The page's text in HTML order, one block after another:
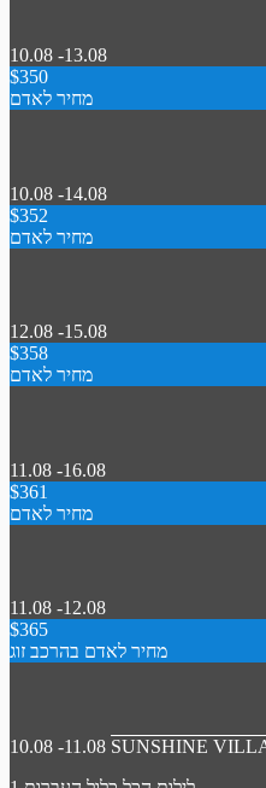
10.08 -13.08
$350
מחיר לאדם
10.08 -14.08
$352
מחיר לאדם
12.08 -15.08
$358
מחיר לאדם
11.08 -16.08
$361
מחיר לאדם
11.08 -12.08
$365
מחיר לאדם בהרכב זוג
10.08 -11.08 SUNSHINE